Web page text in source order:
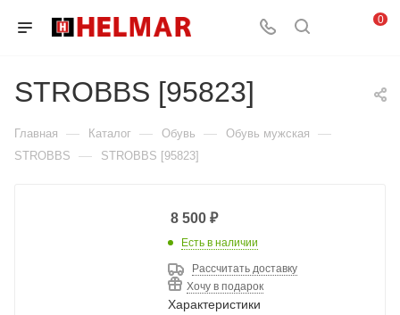
0
STROBBS [95823]
Главная — Каталог — Обувь — Обувь мужская —
STROBBS — STROBBS [95823]
8 500₽
Есть в наличии
Рассчитать доставку
Хочу в подарок
Характеристики